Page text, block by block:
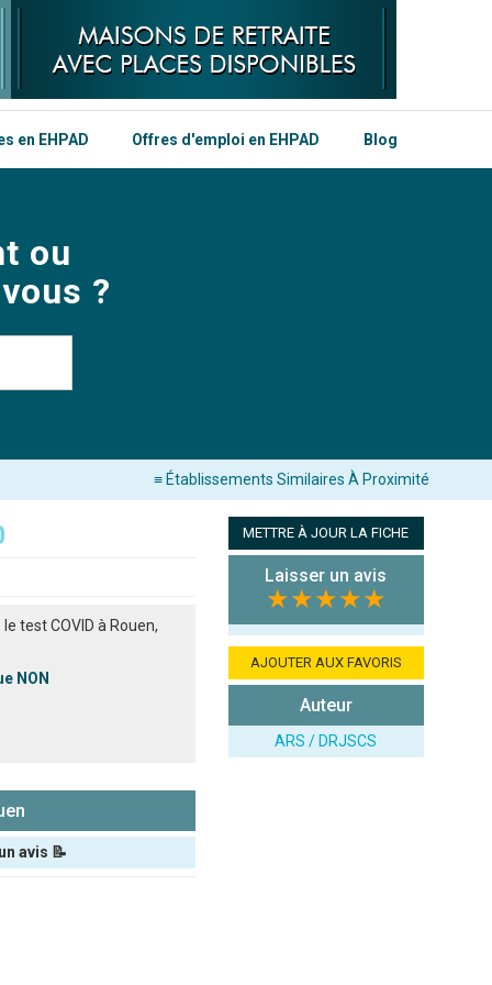
en EHPAD Offres d'emploi en EHPAD Blog
ou
?
≡ Établissements Similaires À Proximité
test COVID à Rouen,
NON
avis 📝
METTRE À JOUR LA FICHE
Laisser un avis
★★★★★
AJOUTER AUX FAVORIS
Auteur
ARS / DRJSCS